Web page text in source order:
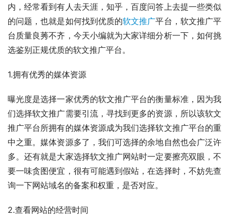
内，经常看到有人去天涯，知乎，百度问答上去提一些类似
的问题，也就是如何找到优质的软文推广平台，软文推广平
台质量良莠不齐，今天小编就为大家详细分析一下，如何挑
选鉴别正规优质的软文推广平台。
1.拥有优秀的媒体资源
曝光度是选择一家优秀的软文推广平台的衡量标准，因为我
们选择软文推广需要引流，寻找到更多的资源，所以该软文
推广平台所拥有的媒体资源成为我们选择软文推广平台的重
中之重。媒体资源多了，我们可选择的余地自然也会广泛许
多。还有就是大家选择软文推广网站时一定要擦亮双眼，不
要一味贪图便宜，很有可能遇到假站，在选择时，不妨先查
询一下网站域名的备案和权重，是否对应。
2.查看网站的经营时间